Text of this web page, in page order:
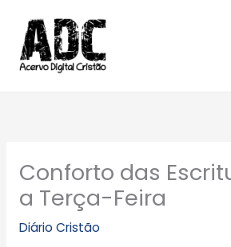
para
conteúdo
Conforto das
a Terça-Feira
Diário Cristão